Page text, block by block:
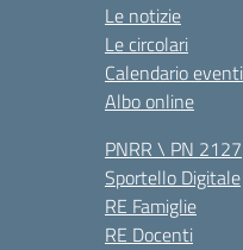
Le notizie
Le circolari
Calendario eventi
Albo online
PNRR \ PN 2127
Sportello Digitale
RE Famiglie
RE Docenti